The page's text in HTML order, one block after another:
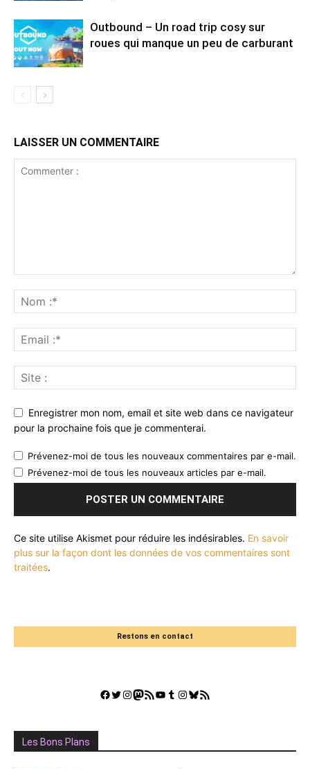
Outbound – Un road trip cosy sur
roues qui manque un peu de carburant
LAISSER UN COMMENTAIRE
Enregistrer mon nom, email et site web dans ce navigateur
pour la prochaine fois que je commenterai.
Prévenez-moi de tous les nouveaux commentaires par e-mail.
Prévenez-moi de tous les nouveaux articles par e-mail.
Ce site utilise Akismet pour réduire les indésirables. En savoir
plus sur la façon dont les données de vos commentaires sont
traitées.
Restons en contact
Facebook
Twitter
Instagram
Mastodon
Flux RSSYouTube
Tumblr
Instagram
Bluesky
GestGame
Les Bons Plans